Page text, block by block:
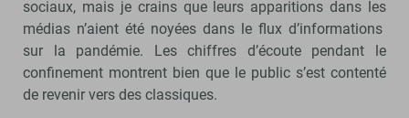
sociaux, mais je crains que leurs apparitions dans les
médias n’aient été noyées dans le flux d’informations
sur la pandémie. Les chiffres d’écoute pendant le
confinement montrent bien que le public s’est contenté
de revenir vers des classiques.